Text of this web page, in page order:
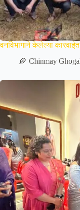
वनविभागाने केलेल्या
Chinmay